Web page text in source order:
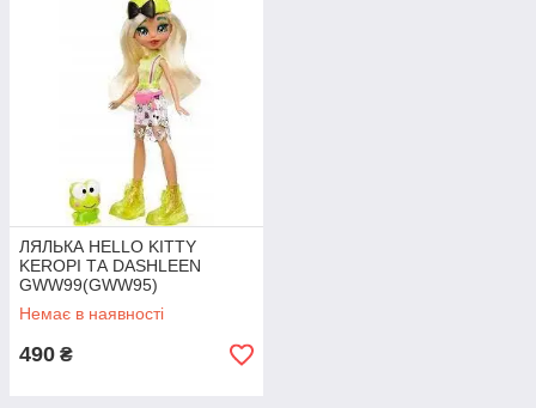
ЛЯЛЬКА HELLO KITTY
KEROPI ТА DASHLEEN
GWW99(GWW95)
Немає в наявності
490 ₴